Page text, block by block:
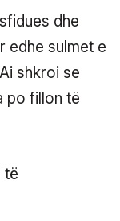
dhe
edhe sulmet e
shkroi se
po fillon të
të